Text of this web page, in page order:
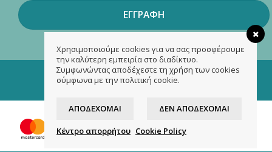
Copyright 2026 ©doubletrouble.gr
Designed & developed by
Χρησιμοποιούμε cookies για να σας προσφέρουμε
την καλύτερη εμπειρία στο διαδίκτυο.
Συμφωνώντας αποδέχεστε τη χρήση των cookies
σύμφωνα με την πολιτική cookie.
ΑΠΟΔΈΧΟΜΑΙ ΔΕΝ ΑΠΟΔΈΧΟΜΑΙ
Κέντρο απορρήτου Cookie Policy